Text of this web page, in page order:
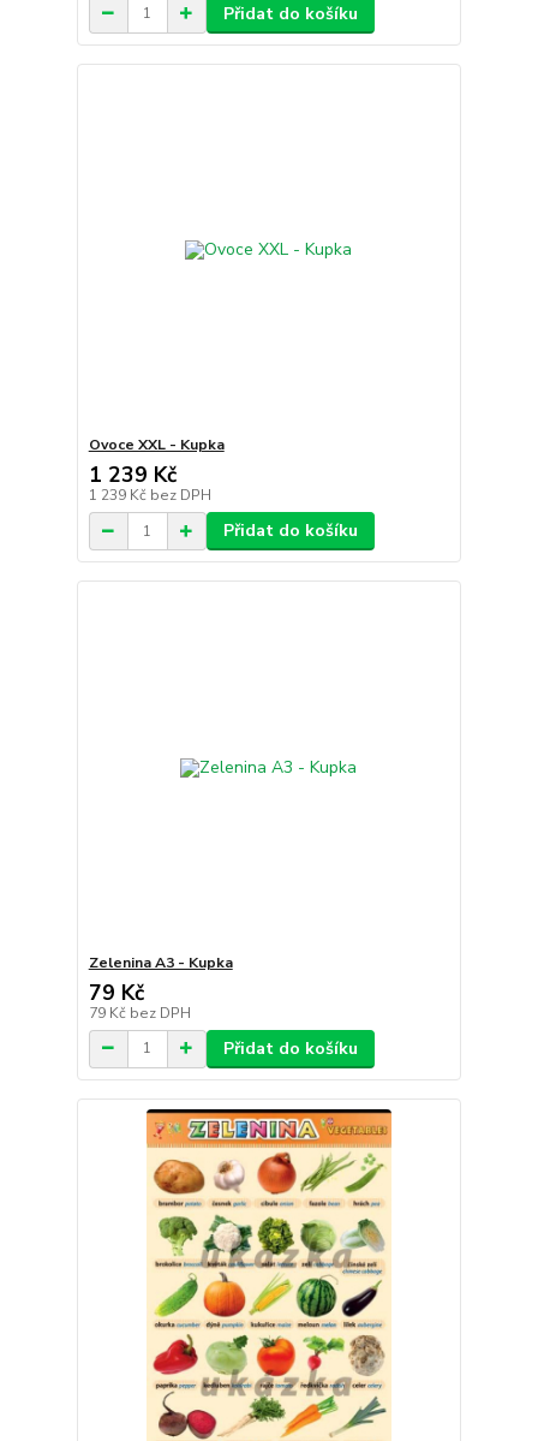
Přidat do košíku
Ovoce XXL - Kupka
1 239 Kč
1 239 Kč bez DPH
Přidat do košíku
Zelenina A3 - Kupka
79 Kč
79 Kč bez DPH
Přidat do košíku